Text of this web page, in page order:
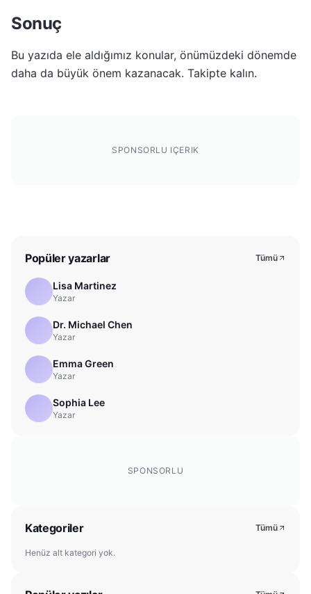
Sonuç
Bu yazıda ele aldığımız konular, önümüzdeki dönemde
daha da büyük önem kazanacak. Takipte kalın.
SPONSORLU IÇERIK
Popüler yazarlar Tümü
Lisa Martinez
Yazar
Dr. Michael Chen
Yazar
Emma Green
Yazar
Sophia Lee
Yazar
SPONSORLU
Kategoriler Tümü
Henüz alt kategori yok.